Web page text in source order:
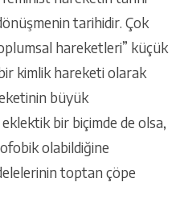
tarihidir. Çok
hareketleri” küçük
kimlik hareketi olarak
büyük
bir biçimde de olsa,
olabildiğine
toptan çöpe